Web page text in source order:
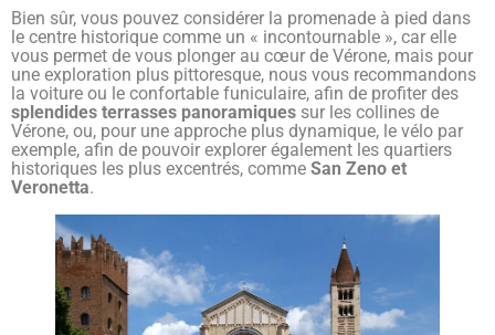
Bien sûr, vous pouvez considérer la promenade à pied dans
le centre historique comme un « incontournable », car elle
vous permet de vous plonger au cœur de Vérone, mais pour
une exploration plus pittoresque, nous vous recommandons
la voiture ou le confortable funiculaire, afin de profiter des
splendides terrasses panoramiques sur les collines de
Vérone, ou, pour une approche plus dynamique, le vélo par
exemple, afin de pouvoir explorer également les quartiers
historiques les plus excentrés, comme San Zeno et
Veronetta.